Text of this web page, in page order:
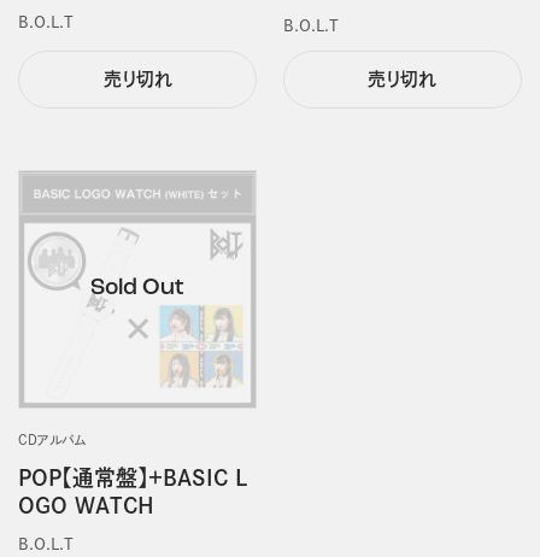
B.O.L.T
売り切れ
B.O.L.T
売り切れ
CDアルバム
POP【通常盤】＋BASIC L
OGO WATCH
B.O.L.T